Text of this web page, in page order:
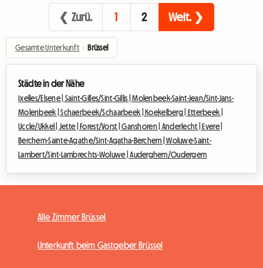
❮ Zurü. 1 2 Weit. ❯
Gesamte Unterkunft › Brüssel
Städte in der Nähe
Ixelles/Elsene | Saint-Gilles/Sint-Gillis |Molenbeek-Saint-Jean/Sint-Jans-
Molenbeek |Schaerbeek/Schaarbeek | Koekelberg |
Etterbeek |
Uccle/Ukkel | Jette | Forest/Vorst |Ganshoren | Anderlecht |
Evere |
Berchem-Sainte-Agathe/Sint-Agatha-Berchem |Woluwe-Saint-
Lambert/Sint-Lambrechts-Woluwe |Auderghem/Oudergem
Alle Zimmer Brüssel
Unterkunft beim Gastgeber Brüssel